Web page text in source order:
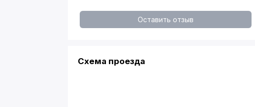
Оставить отзыв
Схема проезда